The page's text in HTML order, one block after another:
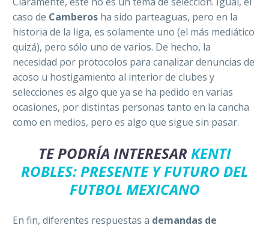
caso de Camberos ha sido parteaguas, pero en la
historia de la liga, es solamente uno (el más mediático
quizá), pero sólo uno de varios. De hecho, la
necesidad por protocolos para canalizar denuncias de
acoso u hostigamiento al interior de clubes y
selecciones es algo que ya se ha pedido en varias
ocasiones, por distintas personas tanto en la cancha
como en medios, pero es algo que sigue sin pasar.
TE PODRÍA INTERESAR KENTI
ROBLES: PRESENTE Y FUTURO DEL
FUTBOL MEXICANO
En fin, diferentes respuestas a demandas de